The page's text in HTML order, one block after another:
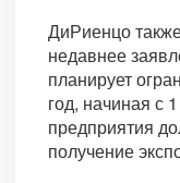
ДиРиенцо
недавнее
планирует
год, начиная с
предприятия
получение